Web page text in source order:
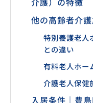
他の高齢者介
特別養護老人
との違い
有料老人ホー
介護老人保健
入居条件｜豊